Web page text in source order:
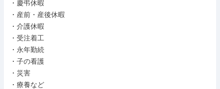
・慶弔休暇
・産前・産後休暇
・介護休暇
・受注着工
・永年勤続
・子の看護
・災害
・療養など